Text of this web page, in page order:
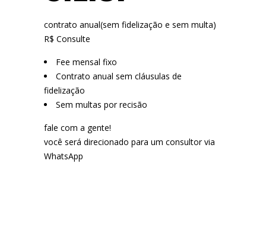
contrato anual(sem fidelização e sem multa)
R$ Consulte
Fee mensal fixo
Contrato anual sem cláusulas de
fidelização
Sem multas por recisão
fale com a gente!
você será direcionado para um consultor via
WhatsApp